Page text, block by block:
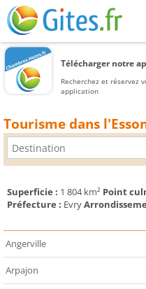
Télécharger notre
Recherchez et réservez
application
Tourisme dans
Superficie : 1 804 km² Point
Préfecture : Evry
Angerville
Arpajon